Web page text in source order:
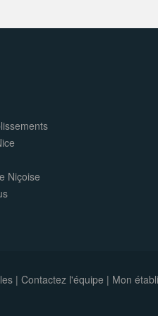
Niçoise
| Contactez l'équipe | Mon